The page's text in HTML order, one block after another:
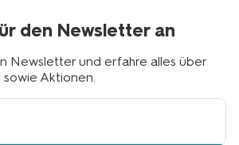
den Newsletter an
Newsletter und erfahre alles über
Aktionen.